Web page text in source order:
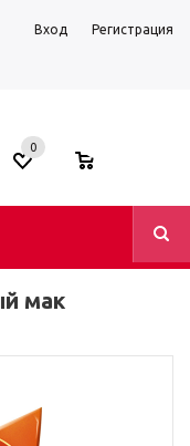
Вход Регистрация
0
мак